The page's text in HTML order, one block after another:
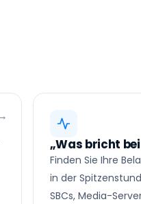
„Was bricht
Finden Sie Ihre
in der
SBCs, Media-